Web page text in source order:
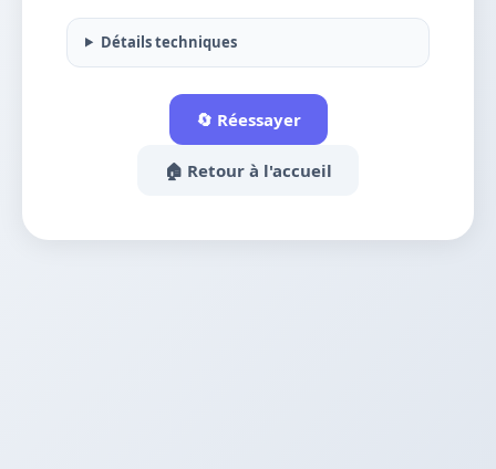
Détails techniques
🔄 Réessayer
🏠 Retour à l'accueil